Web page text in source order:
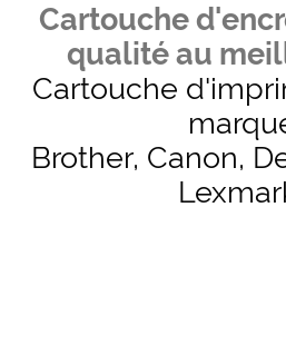
Cartouche
qualité au
Cartouche
Brother, Canon,